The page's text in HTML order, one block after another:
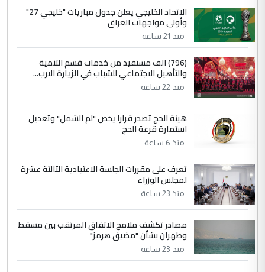
الاتحاد الخليجي يعلن جدول مباريات "خليجي 27"
وأولى مواجهات العراق
منذ 21 ساعة
(796) الف مستفيد من خدمات قسم التنمية
والتأهيل الاجتماعي للشباب في الزيارة الارب...
منذ 22 ساعة
هيئة الحج تصدر قرارا يخص "لم الشمل" وتعديل
استمارة قرعة الحج
منذ 6 ساعة
تعرف على مقررات الجلسة الاعتيادية الثالثة عشرة
لمجلس الوزراء
منذ 23 ساعة
مصادر تكشف ملامح الاتفاق المرتقب بين مسقط
وطهران بشأن "مضيق هرمز"
منذ 23 ساعة